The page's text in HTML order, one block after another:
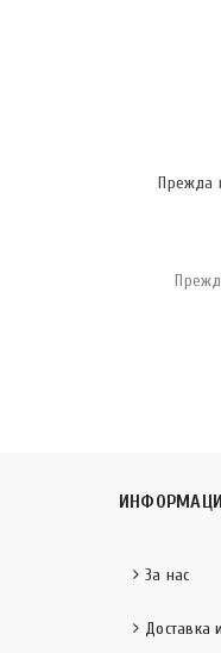
Прежда
За нас
Доставка